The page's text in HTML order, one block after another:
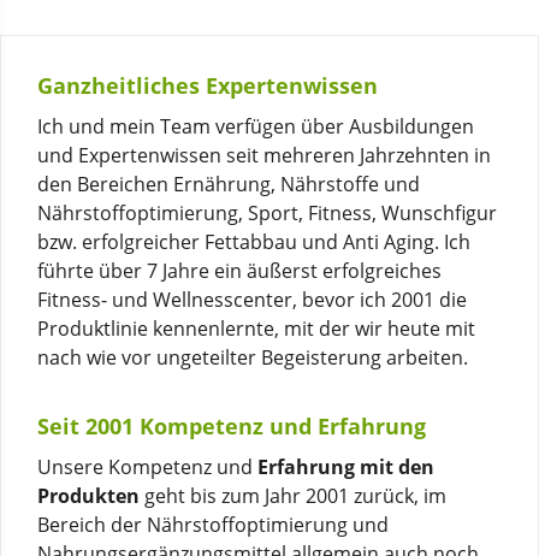
Ganzheitliches Expertenwissen
Ich und mein Team verfügen über Ausbildungen
und Expertenwissen seit mehreren Jahrzehnten in
den Bereichen Ernährung, Nährstoffe und
Nährstoffoptimierung, Sport, Fitness, Wunschfigur
bzw. erfolgreicher Fettabbau und Anti Aging. Ich
führte über 7 Jahre ein äußerst erfolgreiches
Fitness- und Wellnesscenter, bevor ich 2001 die
Produktlinie kennenlernte, mit der wir heute mit
nach wie vor ungeteilter Begeisterung arbeiten.
Seit 2001 Kompetenz und Erfahrung
Unsere Kompetenz und Erfahrung mit den
Produkten geht bis zum Jahr 2001 zurück, im
Bereich der Nährstoffoptimierung und